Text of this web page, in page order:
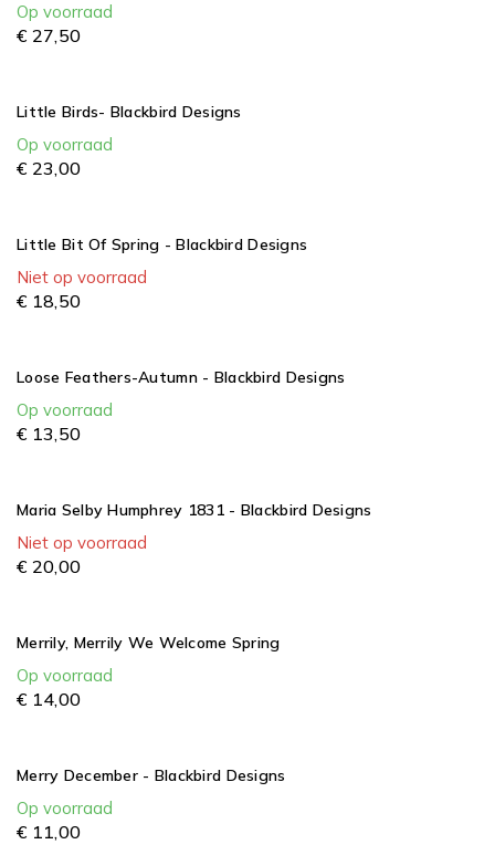
Op voorraad
€ 27,50
Little Birds- Blackbird Designs
Op voorraad
€ 23,00
Little Bit Of Spring - Blackbird Designs
Niet op voorraad
€ 18,50
Loose Feathers-Autumn - Blackbird Designs
Op voorraad
€ 13,50
Maria Selby Humphrey 1831 - Blackbird Designs
Niet op voorraad
€ 20,00
Merrily, Merrily We Welcome Spring
Op voorraad
€ 14,00
Merry December - Blackbird Designs
Op voorraad
€ 11,00